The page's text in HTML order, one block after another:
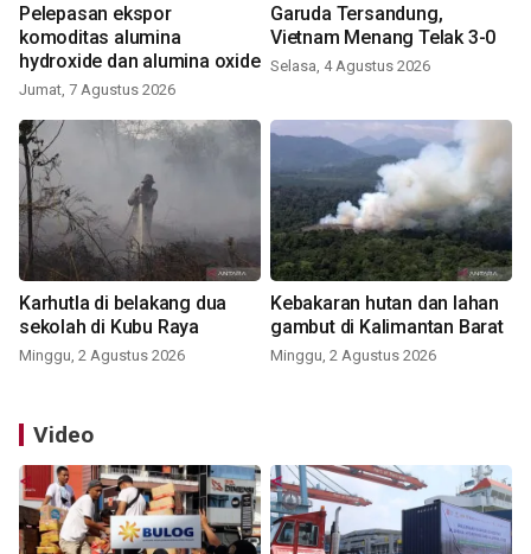
Pelepasan ekspor
komoditas alumina
hydroxide dan alumina oxide
Jumat, 7 Agustus 2026
Garuda Tersandung,
Vietnam Menang Telak 3-0
Selasa, 4 Agustus 2026
Karhutla di belakang dua
sekolah di Kubu Raya
Minggu, 2 Agustus 2026
Kebakaran hutan dan lahan
gambut di Kalimantan Barat
Minggu, 2 Agustus 2026
Video